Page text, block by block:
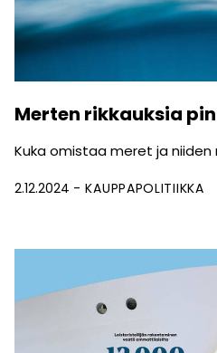
Merten rikkauksia
Kuka omistaa meret ja niiden
2.12.2024 KAUPPAPOLITIIKKA